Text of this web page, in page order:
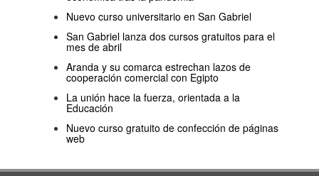
Nuevo curso universitario en San Gabriel
San Gabriel lanza dos cursos gratuitos para el
mes de abril
Aranda y su comarca estrechan lazos de
cooperación comercial con Egipto
La unión hace la fuerza, orientada a la
Educación
Nuevo curso gratuito de confección de páginas
web